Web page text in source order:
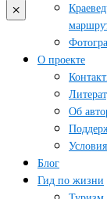
О проекте
Об
Блог
Гид по жизни
×